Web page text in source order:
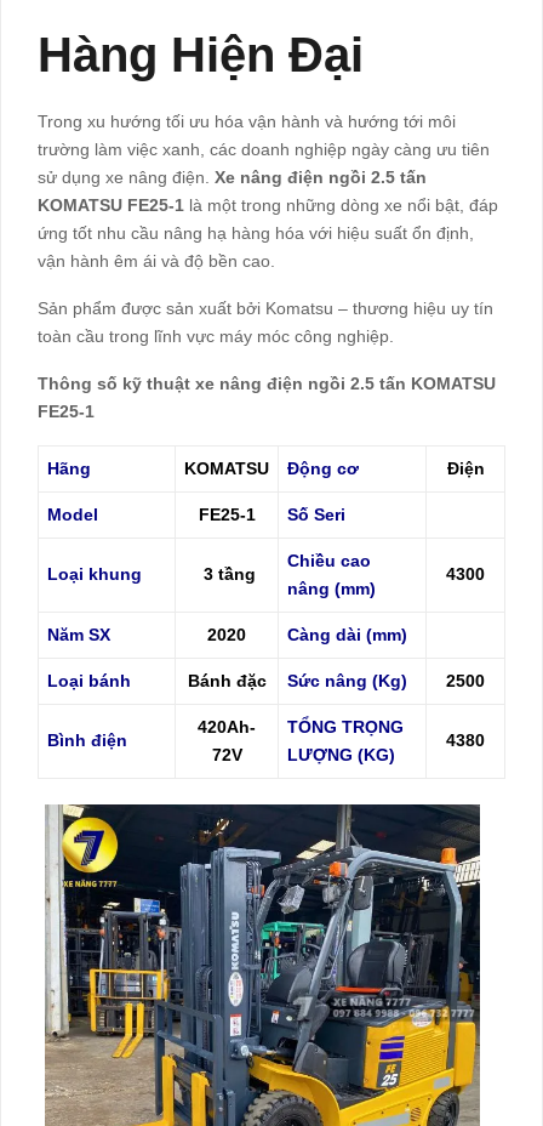
Hàng Hiện Đại
Trong xu hướng tối ưu hóa vận hành và hướng tới môi
trường làm việc xanh, các doanh nghiệp ngày càng ưu tiên
sử dụng xe nâng điện. Xe nâng điện ngồi 2.5 tấn
KOMATSU FE25-1 là một trong những dòng xe nổi bật, đáp
ứng tốt nhu cầu nâng hạ hàng hóa với hiệu suất ổn định,
vận hành êm ái và độ bền cao.
Sản phẩm được sản xuất bởi Komatsu – thương hiệu uy tín
toàn cầu trong lĩnh vực máy móc công nghiệp.
Thông số kỹ thuật xe nâng điện ngồi 2.5 tấn KOMATSU
FE25-1
Hãng KOMATSU Động cơ Điện
Model FE25-1 Số Seri
Loại khung 3 tầng
Chiều cao
nâng (mm)
4300
Năm SX 2020 Càng dài (mm)
Loại bánh Bánh đặc Sức nâng (Kg) 2500
Bình điện
420Ah-
72V
TỔNG TRỌNG
LƯỢNG (KG)
4380